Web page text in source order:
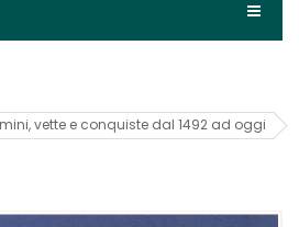
vette e conquiste dal 1492 ad oggi